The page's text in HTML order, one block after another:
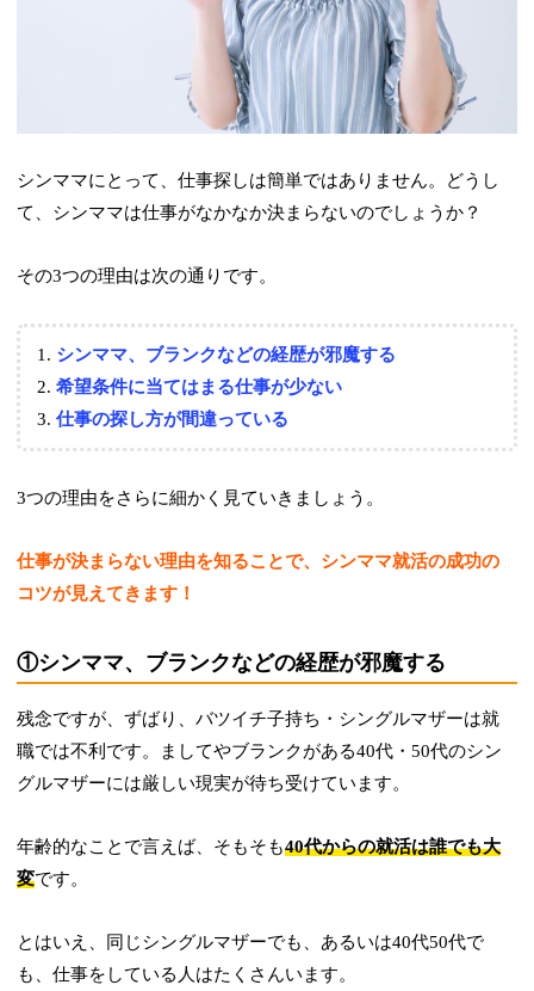
シンママにとって、仕事探しは簡単ではありません。どうし
て、シンママは仕事がなかなか決まらないのでしょうか？
その3つの理由は次の通りです。
シンママ、ブランクなどの経歴が邪魔する
希望条件に当てはまる仕事が少ない
仕事の探し方が間違っている
3つの理由をさらに細かく見ていきましょう。
仕事が決まらない理由を知ることで、シンママ就活の成功の
コツが見えてきます！
①シンママ、ブランクなどの経歴が邪魔する
残念ですが、ずばり、バツイチ子持ち・シングルマザーは就
職では不利です。ましてやブランクがある40代・50代のシン
グルマザーには厳しい現実が待ち受けています。
年齢的なことで言えば、そもそも40代からの就活は誰でも大
変です。
とはいえ、同じシングルマザーでも、あるいは40代50代で
も、仕事をしている人はたくさんいます。